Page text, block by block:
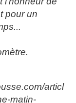
pour un
articl
matin-